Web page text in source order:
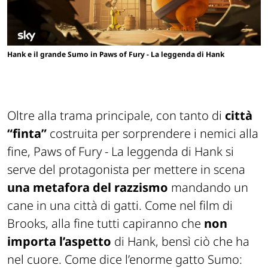
Hank e il grande Sumo in Paws of Fury - La leggenda di Hank
Oltre alla trama principale, con tanto di città
“finta” costruita per sorprendere i nemici alla
fine, Paws of Fury - La leggenda di Hank si
serve del protagonista per mettere in scena
una metafora del razzismo mandando un
cane in una città di gatti. Come nel film di
Brooks, alla fine tutti capiranno che non
importa l’aspetto di Hank, bensì ciò che ha
nel cuore. Come dice l’enorme gatto Sumo: